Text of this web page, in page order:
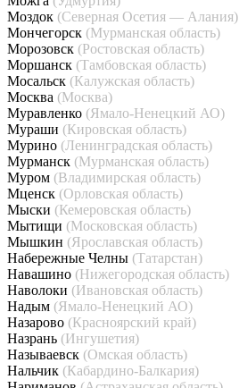
Моздок (Северная Осетия — Алания)
Мончегорск (Мурманская область)
Морозовск (Ростовская область)
Моршанск (Тамбовская область)
Мосальск (Калужская область)
Москва (Москва)
Муравленко (Ямало-Ненецкий АО)
Мураши (Кировская область)
Мурино (Ленинградская область)
Мурманск (Мурманская область)
Муром (Владимирская область)
Мценск (Орловская область)
Мыски (Кемеровская область)
Мытищи (Московская область)
Мышкин (Ярославская область)
Набережные Челны (Татарстан)
Навашино (Нижегородская область)
Наволоки (Ивановская область)
Надым (Ямало-Ненецкий АО)
Назарово (Красноярский край)
Назрань (Ингушетия)
Называевск (Омская область)
Нальчик (Кабардино-Балкария)